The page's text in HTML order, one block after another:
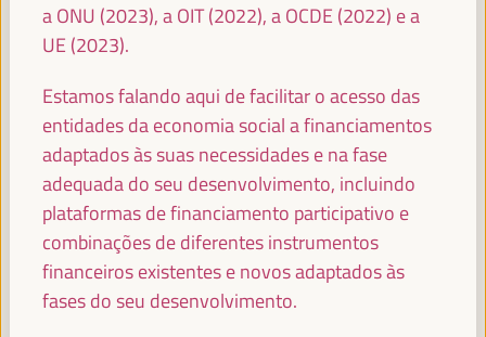
JOSÉ LUIS SANZ
Alcalde - Cidade de Sevilha
EVA GRANADOS
Secretário de Estado da Cooperação Internacional do
Ministério dos Negócios Estrangeiros de Espanha -
Governo espanholEspaña
a ONU (2023), a OIT (2022), a OCDE (2022) e a
UE (2023).
Estamos falando aqui de facilitar o acesso das
entidades da economia social a financiamentos
adaptados às suas necessidades e na fase
adequada do seu desenvolvimento, incluindo
plataformas de financiamento participativo e
combinações de diferentes instrumentos
financeiros existentes e novos adaptados às
fases do seu desenvolvimento.